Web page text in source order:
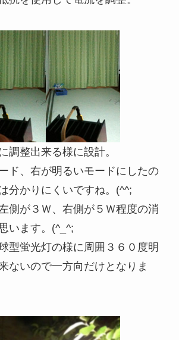
調整出来る様に設計。
ド、右が明るいモードにしたの
分かりにくいですね。(^^;
側が３Ｗ、右側が５Ｗ程度の消
います。(^_^;
型蛍光灯の様に周囲３６０度明
ないので一方向だけとなりま